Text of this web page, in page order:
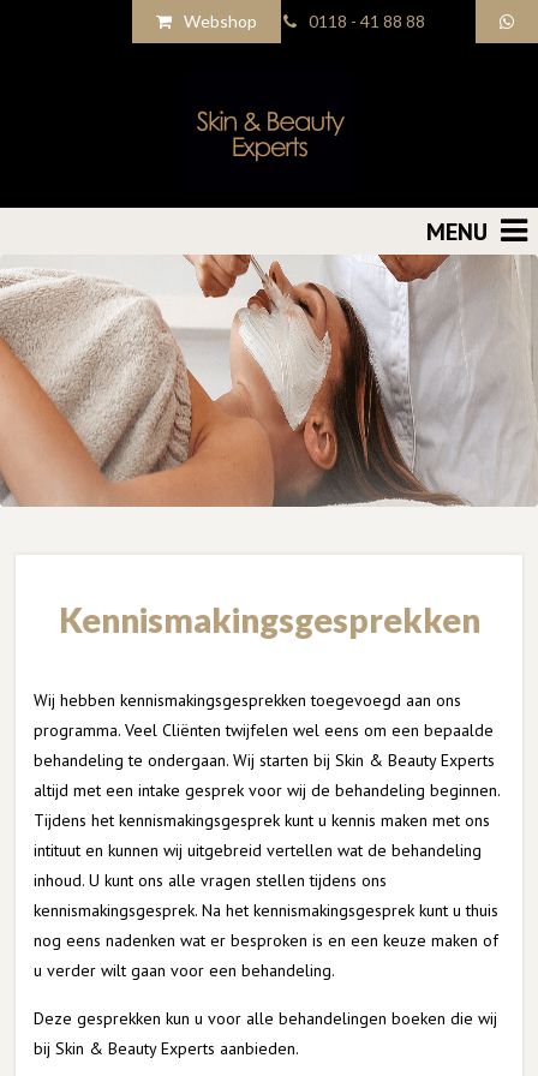
Webshop 0118 - 41 88 88
MENU
Kennismakingsgesprekken
Wij hebben kennismakingsgesprekken toegevoegd aan ons
programma. Veel Cliënten twijfelen wel eens om een bepaalde
behandeling te ondergaan. Wij starten bij Skin & Beauty Experts
altijd met een intake gesprek voor wij de behandeling beginnen.
Tijdens het kennismakingsgesprek kunt u kennis maken met ons
intituut en kunnen wij uitgebreid vertellen wat de behandeling
inhoud. U kunt ons alle vragen stellen tijdens ons
kennismakingsgesprek. Na het kennismakingsgesprek kunt u thuis
nog eens nadenken wat er besproken is en een keuze maken of
u verder wilt gaan voor een behandeling.
Deze gesprekken kun u voor alle behandelingen boeken die wij
bij Skin & Beauty Experts aanbieden.